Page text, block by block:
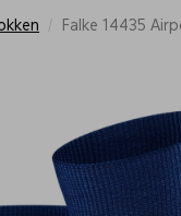
Falke 14435